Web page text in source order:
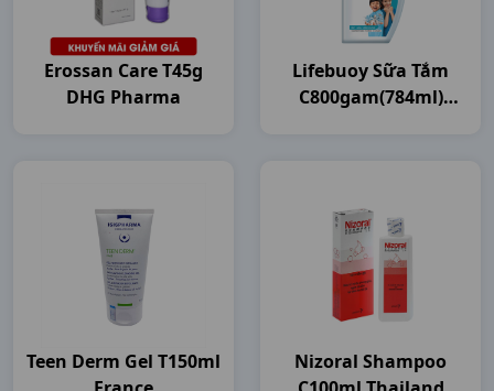
Erossan Care T45g
DHG Pharma
Lifebuoy Sữa Tắm
C800gam(784ml)
Teen Derm Gel T150ml
Nizoral Shampoo